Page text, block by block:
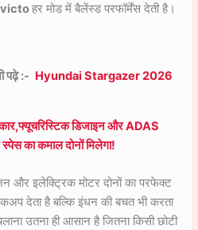
हर मोड में बैलेंस्ड परफॉर्मेंस देती है।
पढ़े :- Hyundai Stargazer 2026
डिजाइन और ADAS
का कमाल दोनों मिलेगा!
और इलेक्ट्रिक मोटर दोनों का परफेक्ट
देता है बल्कि इंधन की बचत भी करता
उतना ही आसान है जितना किसी छोटी